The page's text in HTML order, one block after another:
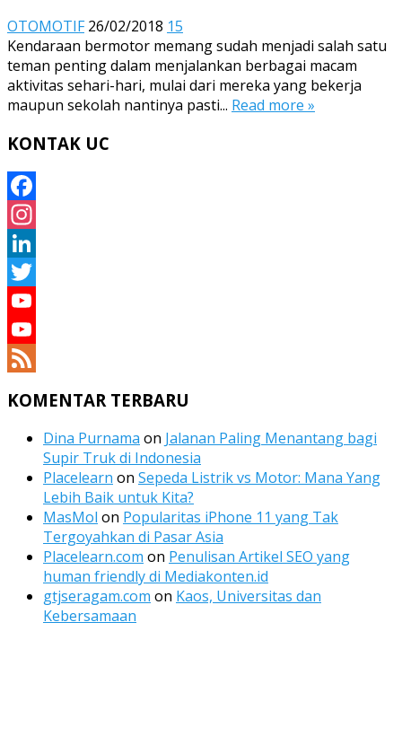
OTOMOTIF 26/02/2018 15
Kendaraan bermotor memang sudah menjadi salah satu
teman penting dalam menjalankan berbagai macam
aktivitas sehari-hari, mulai dari mereka yang bekerja
maupun sekolah nantinya pasti... Read more »
KONTAK UC
Facebook
Instagram
LinkedIn
Twitter
YouTube
YouTube
KOMENTAR TERBARU
Dina Purnama on Jalanan Paling Menantang bagi
Supir Truk di Indonesia
Placelearn on Sepeda Listrik vs Motor: Mana Yang
Lebih Baik untuk Kita?
MasMol on Popularitas iPhone 11 yang Tak
Tergoyahkan di Pasar Asia
Placelearn.com on Penulisan Artikel SEO yang
human friendly di Mediakonten.id
gtjseragam.com on Kaos, Universitas dan
Kebersamaan